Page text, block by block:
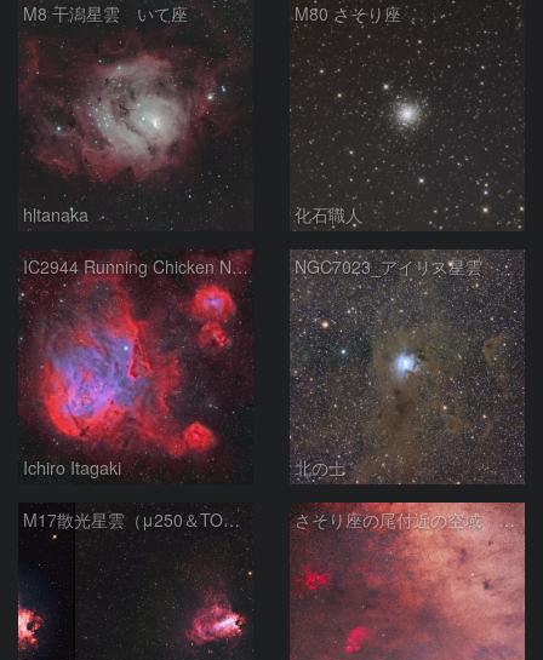
M8 干潟星雲 いて座
hltanaka
M80 さそり座
化石職人
IC2944 Running Chicken Nebula
Ichiro Itagaki
NGC7023_アイリス星雲
北の士
M17散光星雲（μ250＆TOA130） さそり座の尾付近の空域 260718